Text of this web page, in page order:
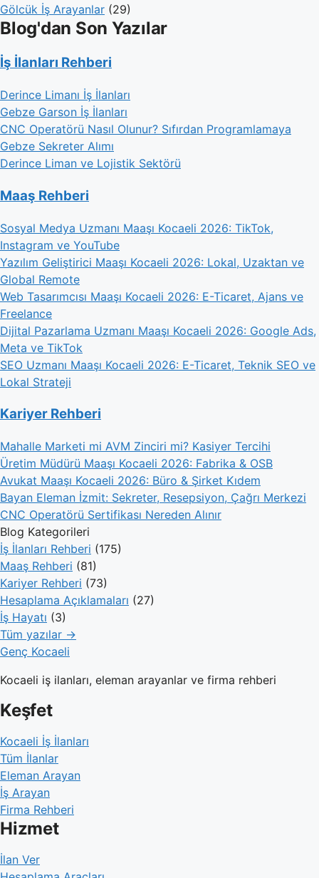
Gölcük İş Arayanlar (29)
Blog'dan Son Yazılar
İş İlanları Rehberi
Derince Limanı İş İlanları
Gebze Garson İş İlanları
CNC Operatörü Nasıl Olunur? Sıfırdan Programlamaya
Gebze Sekreter Alımı
Derince Liman ve Lojistik Sektörü
Maaş Rehberi
Sosyal Medya Uzmanı Maaşı Kocaeli 2026: TikTok,
Instagram ve YouTube
Yazılım Geliştirici Maaşı Kocaeli 2026: Lokal, Uzaktan ve
Global Remote
Web Tasarımcısı Maaşı Kocaeli 2026: E-Ticaret, Ajans ve
Freelance
Dijital Pazarlama Uzmanı Maaşı Kocaeli 2026: Google Ads,
Meta ve TikTok
SEO Uzmanı Maaşı Kocaeli 2026: E-Ticaret, Teknik SEO ve
Lokal Strateji
Kariyer Rehberi
Mahalle Marketi mi AVM Zinciri mi? Kasiyer Tercihi
Üretim Müdürü Maaşı Kocaeli 2026: Fabrika & OSB
Avukat Maaşı Kocaeli 2026: Büro & Şirket Kıdem
Bayan Eleman İzmit: Sekreter, Resepsiyon, Çağrı Merkezi
CNC Operatörü Sertifikası Nereden Alınır
Blog Kategorileri
İş İlanları Rehberi (175)
Maaş Rehberi (81)
Kariyer Rehberi (73)
Hesaplama Açıklamaları (27)
İş Hayatı (3)
Tüm yazılar →
Genç Kocaeli
Kocaeli iş ilanları, eleman arayanlar ve firma rehberi
Keşfet
Kocaeli İş İlanları
Tüm İlanlar
Eleman Arayan
İş Arayan
Firma Rehberi
Hizmet
İlan Ver